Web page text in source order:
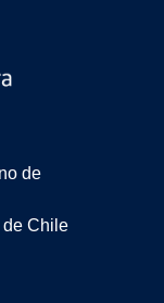
de
Chile